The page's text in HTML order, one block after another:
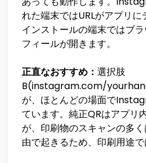
れた端末ではURLがアプリ
インストールの端末ではブ
フィールが開きます。
正直なおすすめ： 選択肢
B(instagram.com/
が、ほとんどの場面で
ています。純正QRはアプリ
が、印刷物のスキャンの多
由で起きるため、印刷用途で